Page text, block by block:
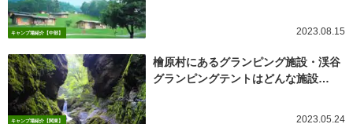
キャンプ場紹介【中部】 2023.08.15
キャンプ場紹介【関東】
檜原村にあるグランピング施設・渓谷
グランピングテントはどんな施設…
2023.05.24